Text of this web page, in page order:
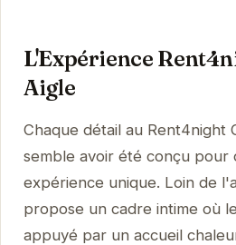
L'Expérience
Aigle
Chaque détail au Rent4night
semble avoir été conçu pour
expérience unique. Loin de
propose un cadre intime où
appuyé par un accueil